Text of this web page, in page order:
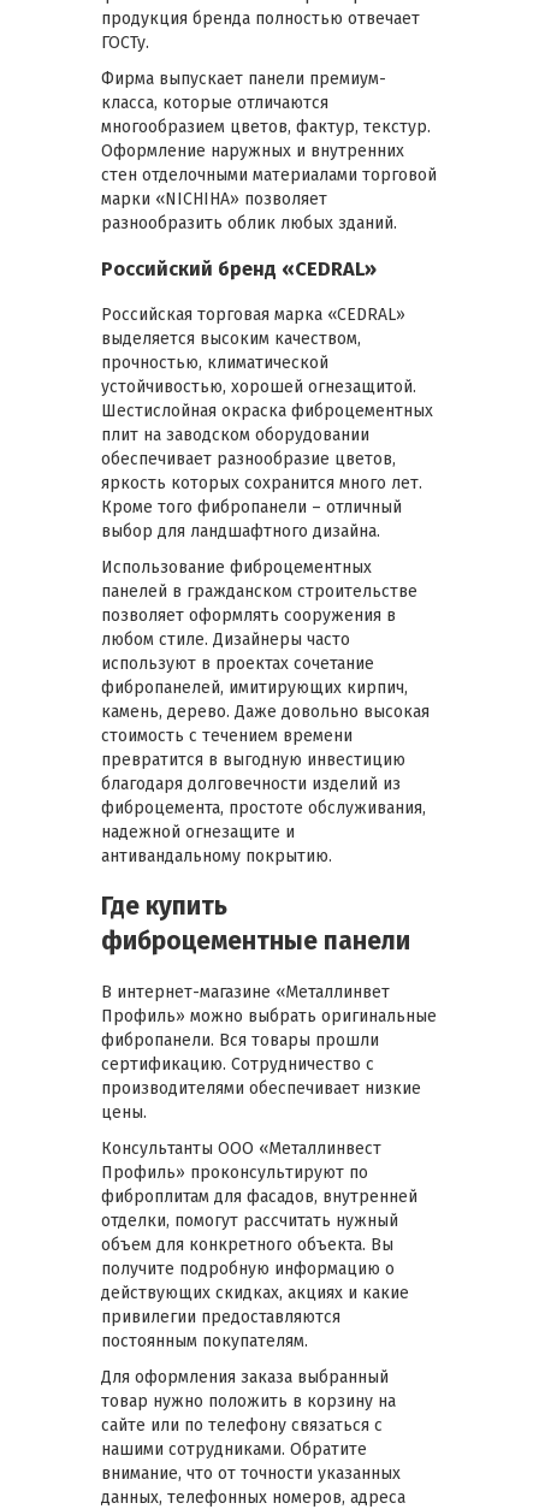
продукция бренда полностью отвечает
ГОСТу.
Фирма выпускает панели премиум-
класса, которые отличаются
многообразием цветов, фактур, текстур.
Оформление наружных и внутренних
стен отделочными материалами торговой
марки «NICHIHA» позволяет
разнообразить облик любых зданий.
Российский бренд «CEDRAL»
Российская торговая марка «CEDRAL»
выделяется высоким качеством,
прочностью, климатической
устойчивостью, хорошей огнезащитой.
Шестислойная окраска фиброцементных
плит на заводском оборудовании
обеспечивает разнообразие цветов,
яркость которых сохранится много лет.
Кроме того фибропанели – отличный
выбор для ландшафтного дизайна.
Использование фиброцементных
панелей в гражданском строительстве
позволяет оформлять сооружения в
любом стиле. Дизайнеры часто
используют в проектах сочетание
фибропанелей, имитирующих кирпич,
камень, дерево. Даже довольно высокая
стоимость с течением времени
превратится в выгодную инвестицию
благодаря долговечности изделий из
фиброцемента, простоте обслуживания,
надежной огнезащите и
антивандальному покрытию.
Где купить
фиброцементные панели
В интернет-магазине «Металлинвет
Профиль» можно выбрать оригинальные
фибропанели. Вся товары прошли
сертификацию. Сотрудничество с
производителями обеспечивает низкие
цены.
Консультанты ООО «Металлинвест
Профиль» проконсультируют по
фиброплитам для фасадов, внутренней
отделки, помогут рассчитать нужный
объем для конкретного объекта. Вы
получите подробную информацию о
действующих скидках, акциях и какие
привилегии предоставляются
постоянным покупателям.
Для оформления заказа выбранный
товар нужно положить в корзину на
сайте или по телефону связаться с
нашими сотрудниками. Обратите
внимание, что от точности указанных
данных, телефонных номеров, адреса